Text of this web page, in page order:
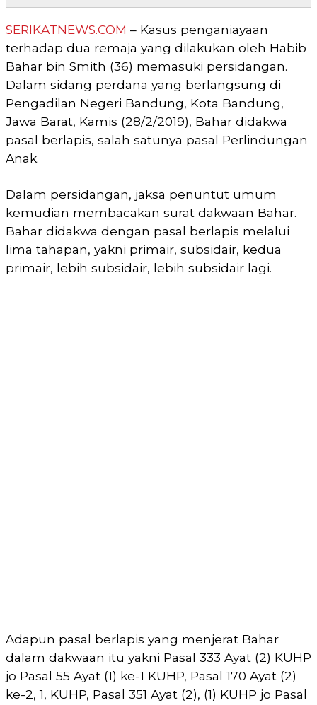
SERIKATNEWS.COM – Kasus penganiayaan
terhadap dua remaja yang dilakukan oleh Habib
Bahar bin Smith (36) memasuki persidangan.
Dalam sidang perdana yang berlangsung di
Pengadilan Negeri Bandung, Kota Bandung,
Jawa Barat, Kamis (28/2/2019), Bahar didakwa
pasal berlapis, salah satunya pasal Perlindungan
Anak.
Dalam persidangan, jaksa penuntut umum
kemudian membacakan surat dakwaan Bahar.
Bahar didakwa dengan pasal berlapis melalui
lima tahapan, yakni primair, subsidair, kedua
primair, lebih subsidair, lebih subsidair lagi.
Adapun pasal berlapis yang menjerat Bahar
dalam dakwaan itu yakni Pasal 333 Ayat (2) KUHP
jo Pasal 55 Ayat (1) ke-1 KUHP, Pasal 170 Ayat (2)
ke-2, 1, KUHP, Pasal 351 Ayat (2), (1) KUHP jo Pasal